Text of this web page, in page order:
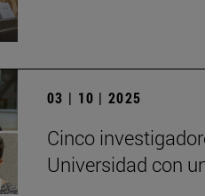
03 | 10 | 2025
Cinco
Universidad con